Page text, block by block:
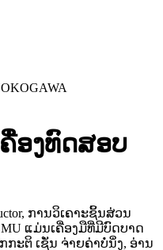
ອງທົດສອບ
ການວິເຄາະຊິ້ນສ່ວນ
ແມ່ນເຄື່ອງມືທີ່ມີບົດບາດ
ກະຕິ ເຊັ່ນ ຈ່າຍຄ່າບໍ່ນິ່ງ, ອ່ານ